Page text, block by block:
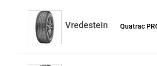
Vredestein Quatrac